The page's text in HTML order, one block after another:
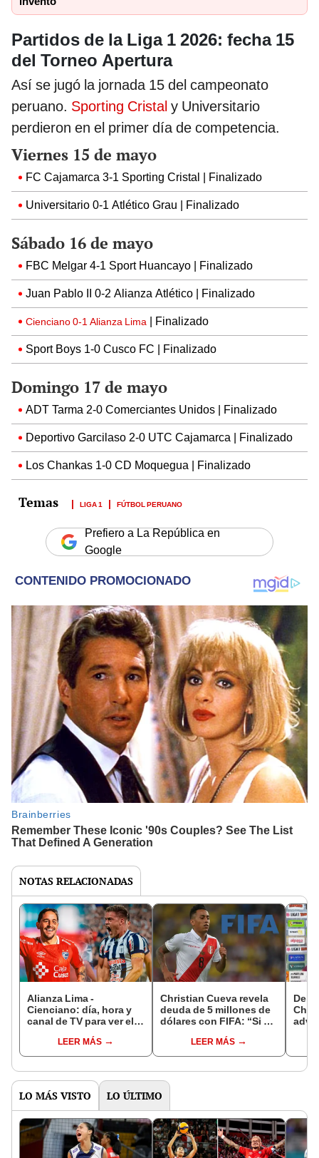
Partidos de la Liga 1 2026: fecha 15
del Torneo Apertura
Así se jugó la jornada 15 del campeonato
peruano. Sporting Cristal y Universitario
perdieron en el primer día de competencia.
Viernes 15 de mayo
FC Cajamarca 3-1 Sporting Cristal | Finalizado
Universitario 0-1 Atlético Grau | Finalizado
Sábado 16 de mayo
FBC Melgar 4-1 Sport Huancayo | Finalizado
Juan Pablo II 0-2 Alianza Atlético | Finalizado
Cienciano 0-1 Alianza Lima | Finalizado
Sport Boys 1-0 Cusco FC | Finalizado
Domingo 17 de mayo
ADT Tarma 2-0 Comerciantes Unidos | Finalizado
Deportivo Garcilaso 2-0 UTC Cajamarca | Finalizado
Los Chankas 1-0 CD Moquegua | Finalizado
LIGA 1 FÚTBOL PERUANO
Prefiero a La República en
Google
NOTAS RELACIONADAS
Alianza Lima -
Cienciano: día, hora y
canal de TV para ver el
Apertura de la Liga 1
LEER MÁS
Christian Cueva revela
deuda de 5 millones de
dólares con FIFA: “Si no
LEER MÁS
LO MÁS VISTO LO ÚLTIMO